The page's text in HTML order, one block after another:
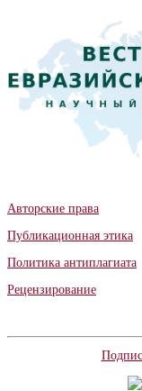
Авторские права
Публикационная этика
Политика антиплагиата
Рецензирование